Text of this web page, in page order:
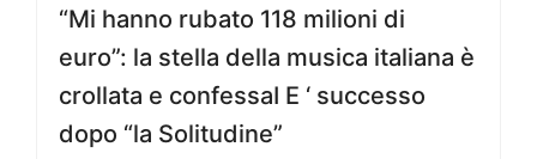
“Mi hanno rubato 118 milioni di
euro”: la stella della musica italiana è
crollata e confessaI E ‘ successo
dopo “la Solitudine”